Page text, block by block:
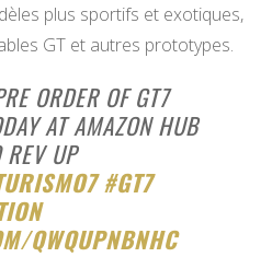
plus sportifs et exotiques,
GT et autres prototypes.
ORDER OF GT7
AT AMAZON HUB
REV UP
#GT7
QWQUPNBNHC